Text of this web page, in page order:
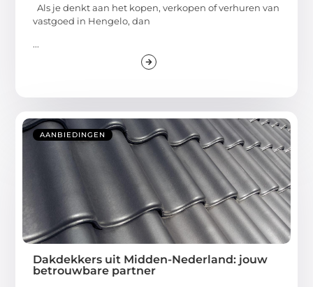
Als je denkt aan het kopen, verkopen of verhuren van
vastgoed in Hengelo, dan
...
AANBIEDINGEN
Dakdekkers uit Midden-Nederland: jouw
betrouwbare partner